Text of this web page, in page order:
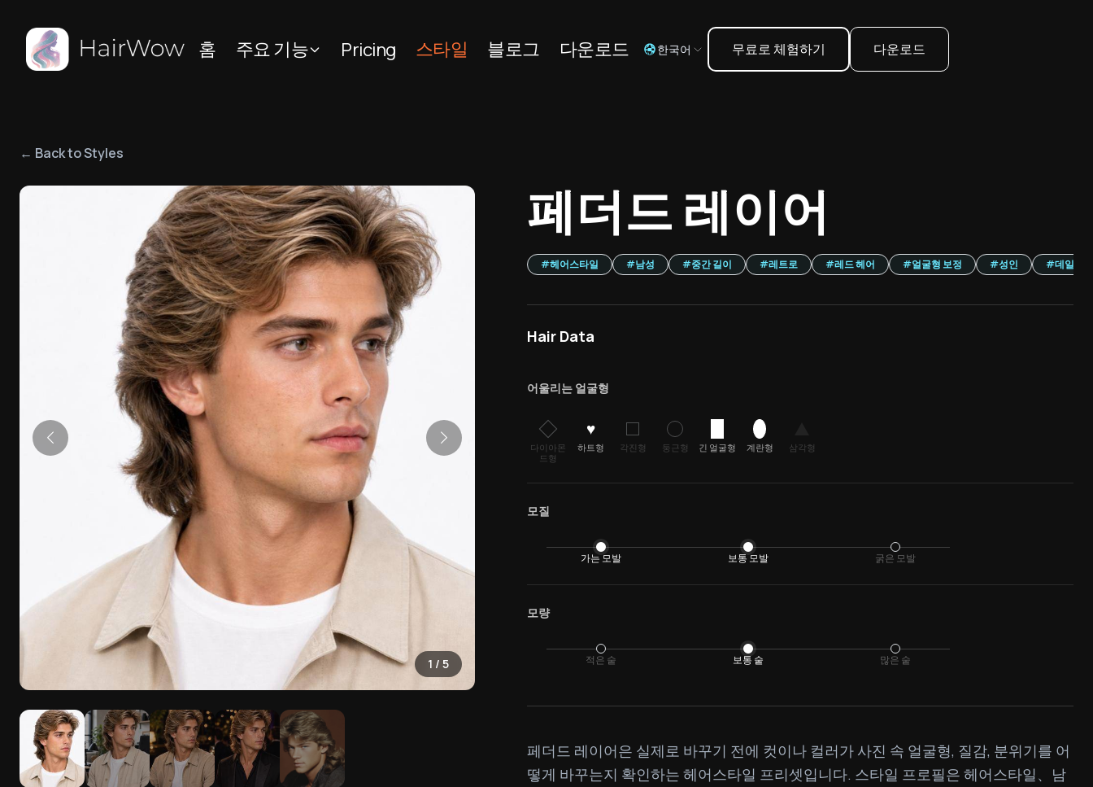
홈 주요 기능 Pricing 스타일 블로그 다운로드 한국어 무료로 체험하기 다운로드
← Back to Styles
1 / 5
페더드 레이어
#헤어스타일 #남성 #중간 길이 #레트로 #레드 헤어 #얼굴형 보정 #성인 #데일리
Hair Data
어울리는 얼굴형
다이아몬
드형
♥
하트형 각진형 둥근형 긴 얼굴형 계란형 삼각형
모질
가는 모발 보통 모발 굵은 모발
모량
적은 숱 보통 숱 많은 숱
페더드 레이어은 실제로 바꾸기 전에 컷이나 컬러가 사진 속 얼굴형, 질감, 분위기를 어
떻게 바꾸는지 확인하는 헤어스타일 프리셋입니다. 스타일 프로필은 헤어스타일、남